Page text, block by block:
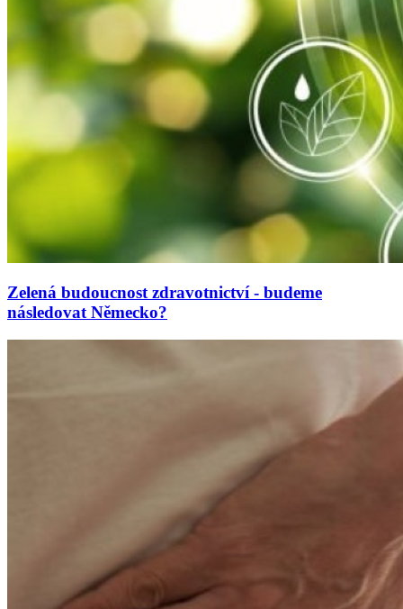
Zelená budoucnost zdravotnictví - budeme
následovat Německo?